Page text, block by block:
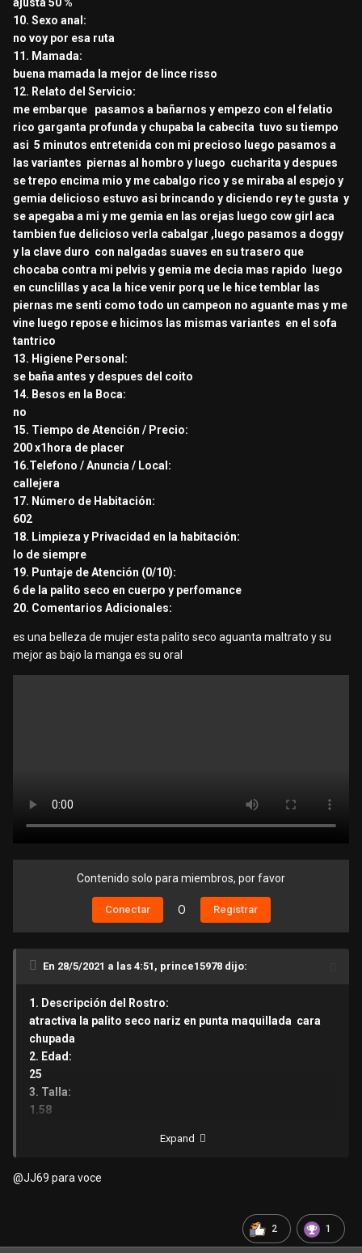
10. Sexo anal:
no voy por esa ruta
11. Mamada:
buena mamada la mejor de lince risso
12. Relato del Servicio:
me embarque pasamos a bañarnos y empezo con el felatio
rico garganta profunda y chupaba la cabecita tuvo su tiempo
asi 5 minutos entretenida con mi precioso luego pasamos a
las variantes piernas al hombro y luego cucharita y despues
se trepo encima mio y me cabalgo rico y se miraba al espejo y
gemia delicioso estuvo asi brincando y diciendo rey te gusta y
se apegaba a mi y me gemia en las orejas luego cow girl aca
tambien fue delicioso verla cabalgar ,luego pasamos a doggy
y la clave duro con nalgadas suaves en su trasero que
chocaba contra mi pelvis y gemia me decia mas rapido luego
en cunclillas y aca la hice venir porq ue le hice temblar las
piernas me senti como todo un campeon no aguante mas y me
vine luego repose e hicimos las mismas variantes en el sofa
tantrico
13. Higiene Personal:
se baña antes y despues del coito
14. Besos en la Boca:
no
15. Tiempo de Atención / Precio:
200 x1hora de placer
16.Telefono / Anuncia / Local:
callejera
17. Número de Habitación:
602
18. Limpieza y Privacidad en la habitación:
lo de siempre
19. Puntaje de Atención (0/10):
6 de la palito seco en cuerpo y perfomance
20. Comentarios Adicionales:
es una belleza de mujer esta palito seco aguanta maltrato y su
mejor as bajo la manga es su oral
Contenido solo para miembros, por favor
Conectar O Registrar
En 28/5/2021 a las 4:51, prince15978 dijo:
1. Descripción del Rostro:
atractiva la palito seco nariz en punta maquillada cara
chupada
2. Edad:
25
3. Talla:
1.58
delgadita palito seco un ligero rollo ssenos en punta
culito chiquito y piernas delgadas rica paloseco se le
Expand
@JJ69 para voce
2 1